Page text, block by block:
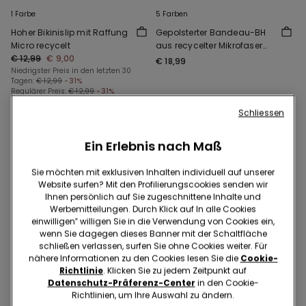
1 Farbe
Hoher Bikinislip mit Raffung
Micro recycelt
€ 12,99 € 9,00
Niedrigster Preis in den letzten 30
Tagen: € 12,99 -31%
Regulärer Preis: € 12,99 -31%
5 Farben
Gepolsterter Bandeau-BH
aus recycelter Mikrofaser
mit Ausschnitt
€ 18,99
Ein Erlebnis nach Maß
Sie möchten mit exklusiven Inhalten individuell auf unserer
Website surfen? Mit den Profilierungscookies senden wir
Ihnen persönlich auf Sie zugeschnittene Inhalte und
Werbemitteilungen. Durch Klick auf In alle Cookies
einwilligen‟ willigen Sie in die Verwendung von Cookies ein,
wenn Sie dagegen dieses Banner mit der Schaltfläche
schließen verlassen, surfen Sie ohne Cookies weiter. Für
nähere Informationen zu den Cookies lesen Sie die Cookie-
Richtlinie. Klicken Sie zu jedem Zeitpunkt auf
Datenschutz-Präferenz-Center in den Cookie-
Richtlinien, um Ihre Auswahl zu ändern.
Schliessen